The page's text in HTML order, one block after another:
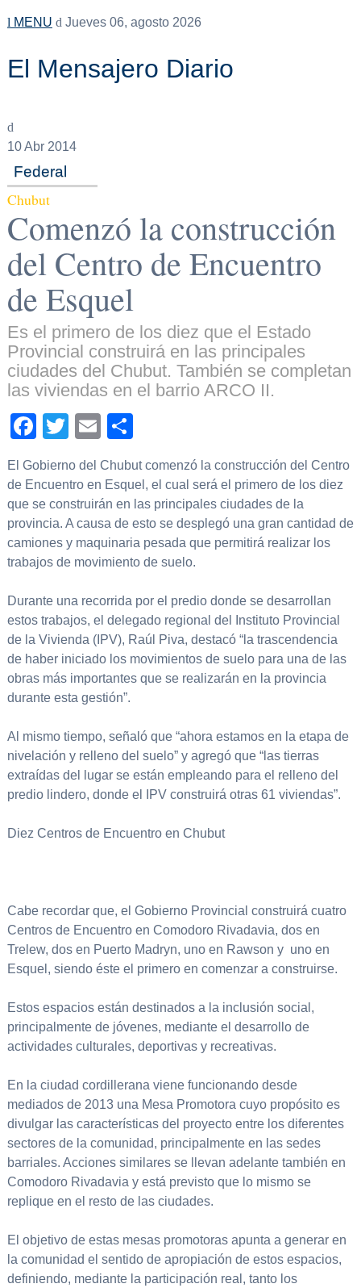
MENU Jueves 06, agosto 2026
El Mensajero Diario
10Abr 2014
Federal
Chubut
Comenzó la construcción
del Centro de Encuentro
de Esquel
Es el primero de los diez que el Estado
Provincial construirá en las principales
ciudades del Chubut. También se completan
las viviendas en el barrio ARCO II.
Facebook
TwitterEmail
El Gobierno del Chubut comenzó la construcción del Centro
de Encuentro en Esquel, el cual será el primero de los diez
que se construirán en las principales ciudades de la
provincia. A causa de esto se desplegó una gran cantidad de
camiones y maquinaria pesada que permitirá realizar los
trabajos de movimiento de suelo.
Durante una recorrida por el predio donde se desarrollan
estos trabajos, el delegado regional del Instituto Provincial
de la Vivienda (IPV), Raúl Piva, destacó “la trascendencia
de haber iniciado los movimientos de suelo para una de las
obras más importantes que se realizarán en la provincia
durante esta gestión”.
Al mismo tiempo, señaló que “ahora estamos en la etapa de
nivelación y relleno del suelo” y agregó que “las tierras
extraídas del lugar se están empleando para el relleno del
predio lindero, donde el IPV construirá otras 61 viviendas”.
Diez Centros de Encuentro en Chubut
Cabe recordar que, el Gobierno Provincial construirá cuatro
Centros de Encuentro en Comodoro Rivadavia, dos en
Trelew, dos en Puerto Madryn, uno en Rawson y uno en
Esquel, siendo éste el primero en comenzar a construirse.
Estos espacios están destinados a la inclusión social,
principalmente de jóvenes, mediante el desarrollo de
actividades culturales, deportivas y recreativas.
En la ciudad cordillerana viene funcionando desde
mediados de 2013 una Mesa Promotora cuyo propósito es
divulgar las características del proyecto entre los diferentes
sectores de la comunidad, principalmente en las sedes
barriales. Acciones similares se llevan adelante también en
Comodoro Rivadavia y está previsto que lo mismo se
replique en el resto de las ciudades.
El objetivo de estas mesas promotoras apunta a generar en
la comunidad el sentido de apropiación de estos espacios,
definiendo, mediante la participación real, tanto los